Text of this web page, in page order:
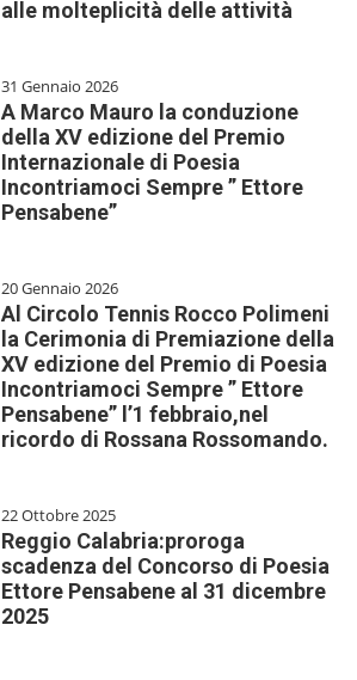
alle molteplicità delle attività
31 Gennaio 2026
A Marco Mauro la conduzione
della XV edizione del Premio
Internazionale di Poesia
Incontriamoci Sempre ” Ettore
Pensabene”
20 Gennaio 2026
Al Circolo Tennis Rocco Polimeni
la Cerimonia di Premiazione della
XV edizione del Premio di Poesia
Incontriamoci Sempre ” Ettore
Pensabene” l’1 febbraio,nel
ricordo di Rossana Rossomando.
22 Ottobre 2025
Reggio Calabria:proroga
scadenza del Concorso di Poesia
Ettore Pensabene al 31 dicembre
2025